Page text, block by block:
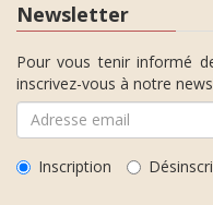
Newsletter
Pour vous tenir informé
inscrivez-vous à notre
Inscription